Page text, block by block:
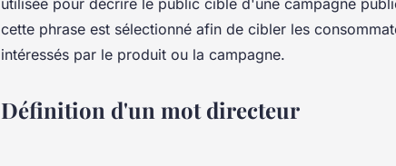
utilisée pour décrire le public cible d'une campagne
cette phrase est sélectionné afin de cibler les
intéressés par le produit ou la campagne.
Définition d'un mot directeur